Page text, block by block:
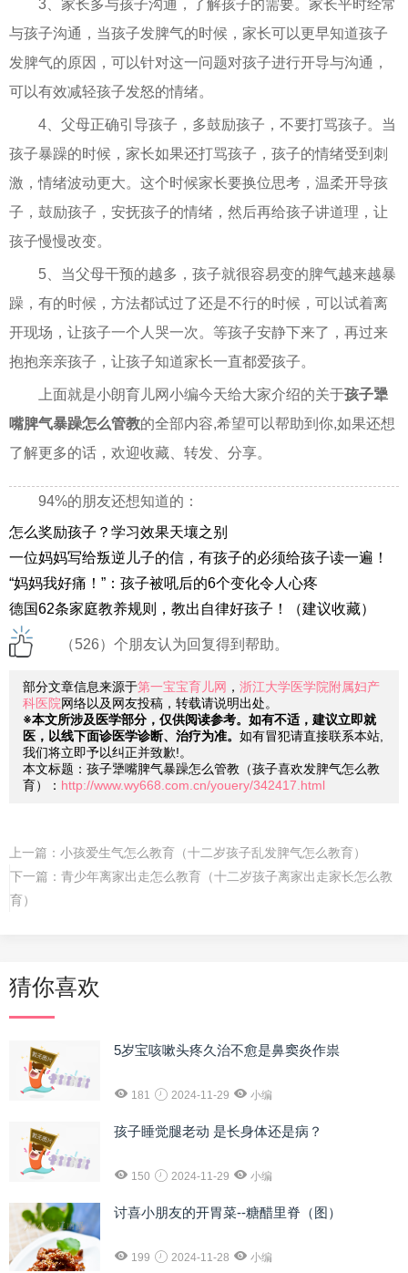
3、家长多与孩子沟通，了解孩子的需要。家长平时经常
与孩子沟通，当孩子发脾气的时候，家长可以更早知道孩子
发脾气的原因，可以针对这一问题对孩子进行开导与沟通，
可以有效减轻孩子发怒的情绪。
4、父母正确引导孩子，多鼓励孩子，不要打骂孩子。当
孩子暴躁的时候，家长如果还打骂孩子，孩子的情绪受到刺
激，情绪波动更大。这个时候家长要换位思考，温柔开导孩
子，鼓励孩子，安抚孩子的情绪，然后再给孩子讲道理，让
孩子慢慢改变。
5、当父母干预的越多，孩子就很容易变的脾气越来越暴
躁，有的时候，方法都试过了还是不行的时候，可以试着离
开现场，让孩子一个人哭一次。等孩子安静下来了，再过来
抱抱亲亲孩子，让孩子知道家长一直都爱孩子。
上面就是小朗育儿网小编今天给大家介绍的关于孩子犟
嘴脾气暴躁怎么管教的全部内容,希望可以帮助到你,如果还想
了解更多的话，欢迎收藏、转发、分享。
94%的朋友还想知道的：
怎么奖励孩子？学习效果天壤之别
一位妈妈写给叛逆儿子的信，有孩子的必须给孩子读一遍！
“妈妈我好痛！”：孩子被吼后的6个变化令人心疼
德国62条家庭教养规则，教出自律好孩子！（建议收藏）
（526）个朋友认为回复得到帮助。
部分文章信息来源于第一宝宝育儿网 ， 浙江大学医学院附属妇产
科医院网络以及网友投稿，转载请说明出处。
※本文所涉及医学部分，仅供阅读参考。如有不适，建议立即就
医，以线下面诊医学诊断、治疗为准。 如有冒犯请直接联系本站,
我们将立即予以纠正并致歉!。
本文标题：孩子犟嘴脾气暴躁怎么管教（孩子喜欢发脾气怎么教
育）： http://www.wy668.com.cn/youery/342417.html
上一篇： 小孩爱生气怎么教育（十二岁孩子乱发脾气怎么教育）
下一篇： 青少年离家出走怎么教育（十二岁孩子离家出走家长怎么教
育）
猜你喜欢
5岁宝咳嗽头疼久治不愈是鼻窦炎作祟
181 2024-11-29 小编
孩子睡觉腿老动 是长身体还是病？
150 2024-11-29 小编
讨喜小朋友的开胃菜--糖醋里脊（图）
199 2024-11-28 小编